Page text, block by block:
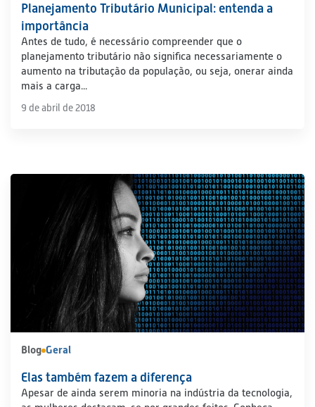
Planejamento Tributário Municipal: entenda a
importância
Antes de tudo, é necessário compreender que o
planejamento tributário não significa necessariamente o
aumento na tributação da população, ou seja, onerar ainda
mais a carga...
9 de abril de 2018
Blog Geral
Elas também fazem a diferença
Apesar de ainda serem minoria na indústria da tecnologia,